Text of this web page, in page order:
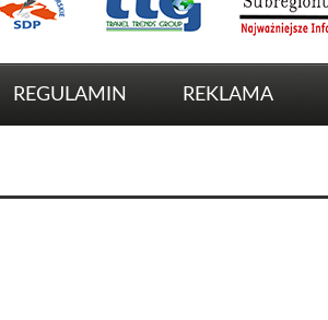
REGULAMIN REKLAMA